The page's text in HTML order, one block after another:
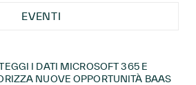
EVENTI
I DATI MICROSOFT 365 E
NUOVE OPPORTUNITÀ BAAS